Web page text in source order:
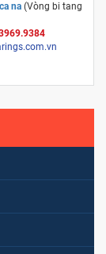
na (Vòng bi tang